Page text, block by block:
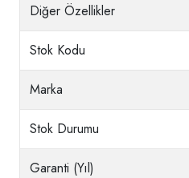
Diğer Özellikler
Stok Kodu
Marka
Stok Durumu
Garanti (Yıl)